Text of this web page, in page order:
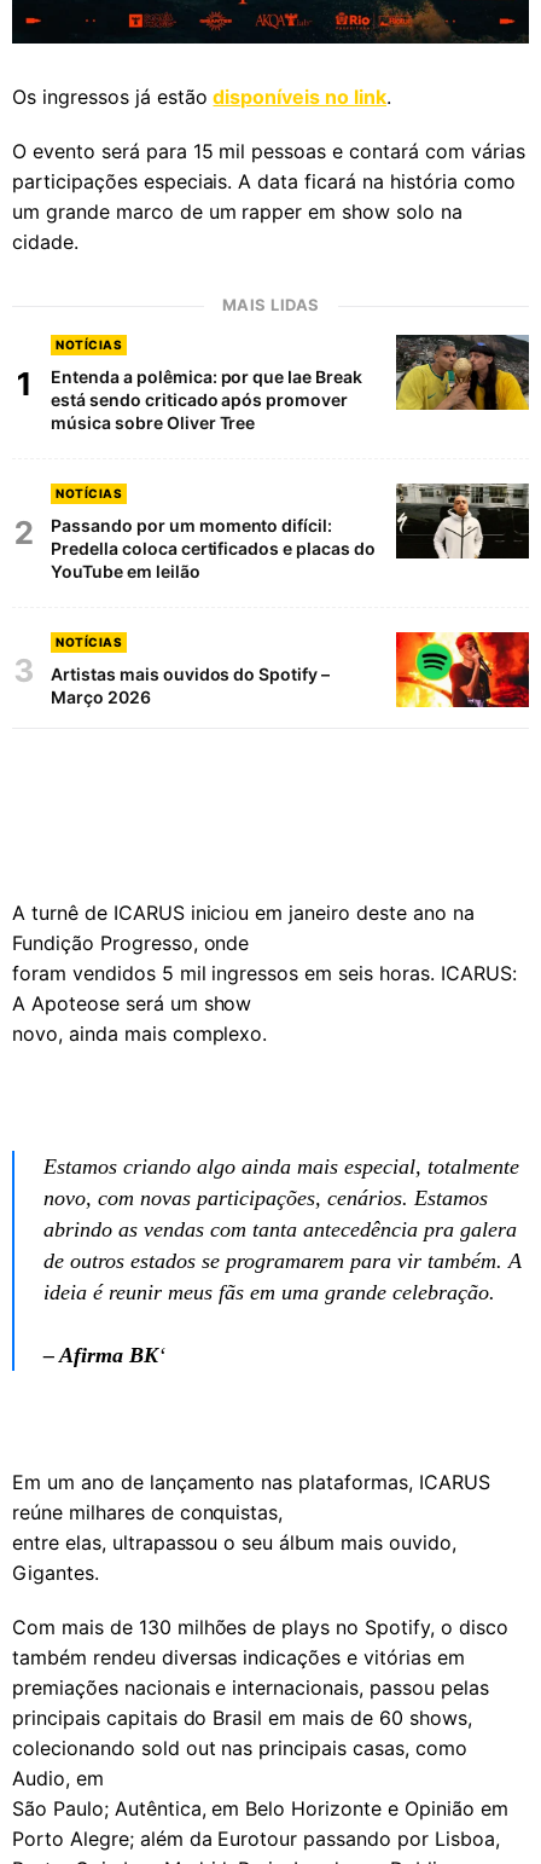
Os ingressos já estãodisponíveis no link.
O evento será para 15 mil pessoas e contará com várias
participações especiais. A data ficará na história como
um grande marco de um rapper em show solo na
cidade.
MAIS LIDAS
1
NOTÍCIAS
Entenda a polêmica: por que Iae Break
está sendo criticado após promover
música sobre Oliver Tree
2
NOTÍCIAS
Passando por um momento difícil:
Predella coloca certificados e placas do
YouTube em leilão
3
NOTÍCIAS
Artistas mais ouvidos do Spotify –
Março 2026
A turnê de ICARUS iniciou em janeiro deste ano na
Fundição Progresso, onde
foram vendidos 5 mil ingressos em seis horas. ICARUS:
A Apoteose será um show
novo, ainda mais complexo.
Estamos criando algo ainda mais especial, totalmente
novo, com novas participações, cenários. Estamos
abrindo as vendas com tanta antecedência pra galera
de outros estados se programarem para vir também. A
ideia é reunir meus fãs em uma grande celebração.
– Afirma BK‘
Em um ano de lançamento nas plataformas, ICARUS
reúne milhares de conquistas,
entre elas, ultrapassou o seu álbum mais ouvido,
Gigantes.
Com mais de 130 milhões de plays no Spotify, o disco
também rendeu diversas indicações e vitórias em
premiações nacionais e internacionais, passou pelas
principais capitais do Brasil em mais de 60 shows,
colecionando sold out nas principais casas, como
Audio, em
São Paulo; Autêntica, em Belo Horizonte e Opinião em
Porto Alegre; além da Eurotour passando por Lisboa,